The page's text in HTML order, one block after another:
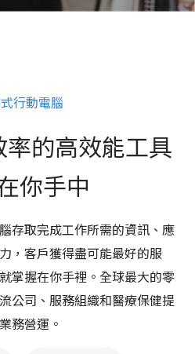
行動電腦
的高效能工具
你手中
存取完成工作所需的資訊、應
，客戶獲得盡可能最好的服
掌握在你手裡。全球最大的零
公司、服務組織和醫療保健提
務營運。